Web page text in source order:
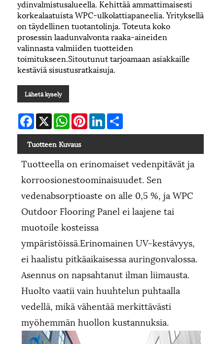
ydinvalmistusalueella. Kehittää ammattimaisesti
korkealaatuista WPC-ulkolattiapaneelia. Yrityksellä
on täydellinen tuotantolinja. Toteuta koko
prosessin laadunvalvonta raaka-aineiden
valinnasta valmiiden tuotteiden
toimitukseen.Sitoutunut tarjoamaan asiakkaille
kestäviä sisustusratkaisuja.
Lähetä kysely
Facebook
X WhatsAppPinterestLinkedIn
Tuotteen Kuvaus
Tuotteella on erinomaiset vedenpitävät ja
korroosionestoominaisuudet. Sen
vedenabsorptioaste on alle 0,5 %, ja WPC
Outdoor Flooring Panel ei laajene tai
muotoile kosteissa
ympäristöissä.Erinomainen UV-kestävyys,
ei haalistu pitkäaikaisessa auringonvalossa.
Asennus on napsahtanut ilman liimausta.
Huolto vaatii vain huuhtelun puhtaalla
vedellä, mikä vähentää merkittävästi
myöhemmän huollon kustannuksia.